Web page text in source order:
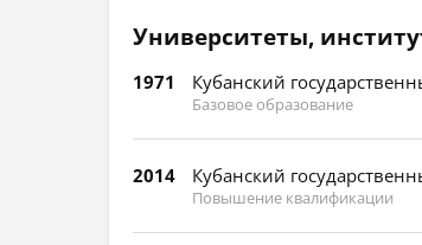
Университеты,
1971 Кубанский
Базовое образование
2014 Кубанский
Повышение квалификации